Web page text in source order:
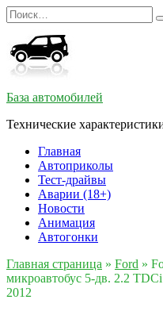
Перейти
к
содержанию
Search
for:
База автомобилей
Технические
Главная
Автоприколы
Тест-драйвы
Аварии (18+)
Новости
Анимация
Автогонки
Главная страница » Ford »
микроавтобус 5-дв. 2.2
2012